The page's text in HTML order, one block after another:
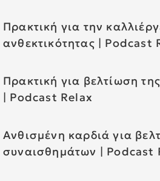
Πρακτική για την
ανθεκτικότητας | Podcast
Πρακτική για βελτίωση
| Podcast Relax
Ανθισμένη καρδιά για
συναισθημάτων | Podcast